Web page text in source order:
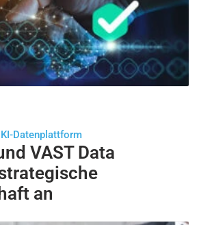
Datenplattform
VAST Data
an